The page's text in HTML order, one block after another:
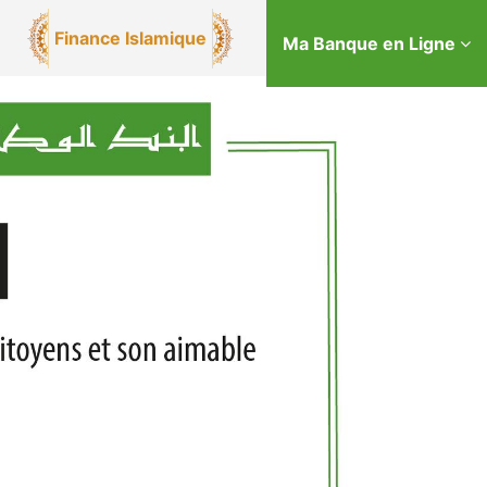
Finance Islamique Ma Banque en Ligne